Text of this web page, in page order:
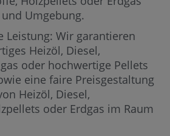
Umgebung.
Leistung: Wir garantieren
Heizöl, Diesel,
oder hochwertige Pellets
eine faire Preisgestaltung
Heizöl, Diesel,
oder Erdgas im Raum